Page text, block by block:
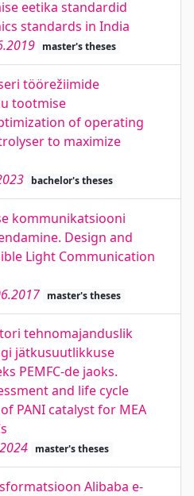
eetika standardid
standards in India
master's theses
töörežiimide
tootmise
of operating
to maximize
bachelor's theses
kommunikatsiooni
Design and
Light Communication
master's theses
tehnomajanduslik
jätkusuutlikkuse
PEMFC-de jaoks.
and life cycle
PANI catalyst for MEA
master's theses
Alibaba e-